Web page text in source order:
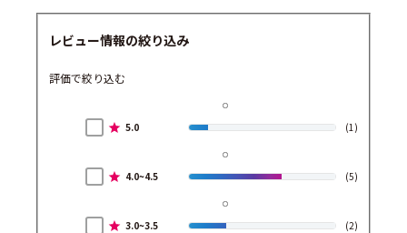
レビュー情報の絞り込み
評価で絞り込む
5.0 (1)
4.0~4.5 (5)
3.0~3.5 (2)